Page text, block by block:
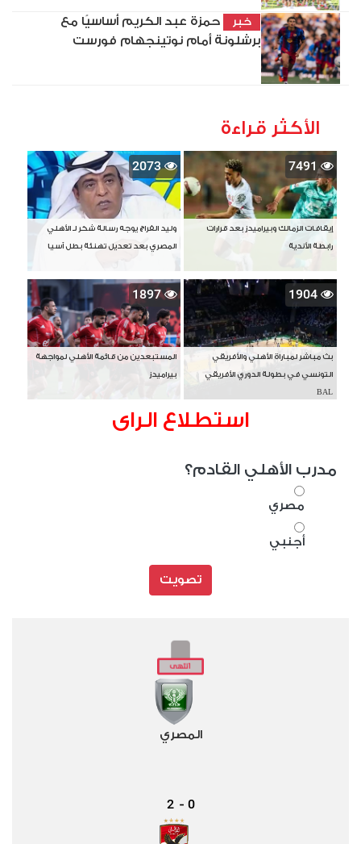
خبر
حمزة عبد الكريم أساسيًا مع
برشلونة أمام نوتينجهام فورست
الأكثر قراءة
7491
إيقافات الزمالك وبيراميدز بعد قرارات
رابطة الأندية
2073
وليد الفراج يوجه رسالة شكر لـ الأهلي
المصري بعد تعديل تهنئة بطل آسيا
1904
بث مباشر لمباراة الأهلي والأفريقي
التونسي في بطولة الدوري الأفريقي
BAL
1897
المستبعدين من قائمة الأهلي لمواجهة
بيراميدز
استطلاع الراى
مدرب الأهلي القادم؟
مصري
أجنبي
تصويت
المصري
0
-
2